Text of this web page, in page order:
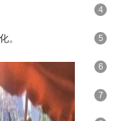
。
4
5
6
7